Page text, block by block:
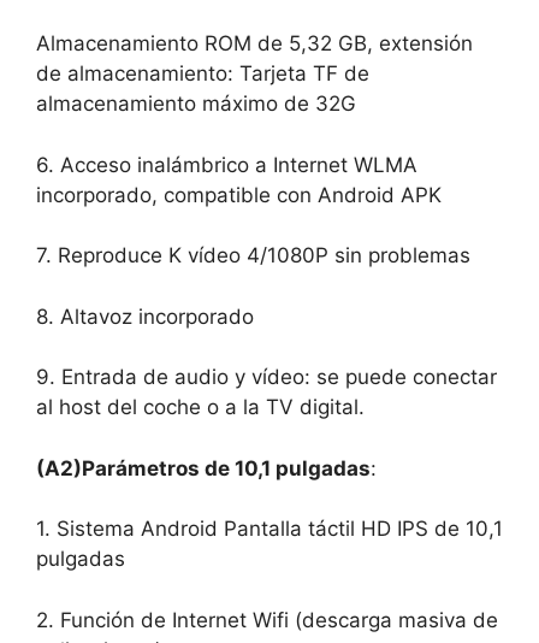
Almacenamiento ROM de 5,32 GB, extensión
de almacenamiento: Tarjeta TF de
almacenamiento máximo de 32G
6. Acceso inalámbrico a Internet WLMA
incorporado, compatible con Android APK
7. Reproduce K vídeo 4/1080P sin problemas
8. Altavoz incorporado
9. Entrada de audio y vídeo: se puede conectar
al host del coche o a la TV digital.
(A2)Parámetros de 10,1 pulgadas:
1. Sistema Android Pantalla táctil HD IPS de 10,1
pulgadas
2. Función de Internet Wifi (descarga masiva de